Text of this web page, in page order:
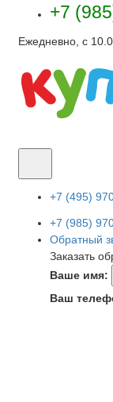
+7
Ежедневно, с
+7 (495)
+7 (985)
Обратный
Заказать
Ваше имя:
Ваш